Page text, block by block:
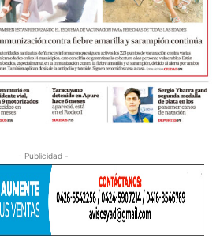
- Publicidad -